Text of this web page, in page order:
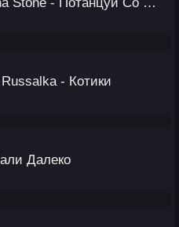
- Котики
Далеко